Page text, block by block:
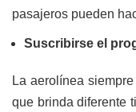
pasajeros pueden
Suscribirse el
La aerolínea
que brinda diferente